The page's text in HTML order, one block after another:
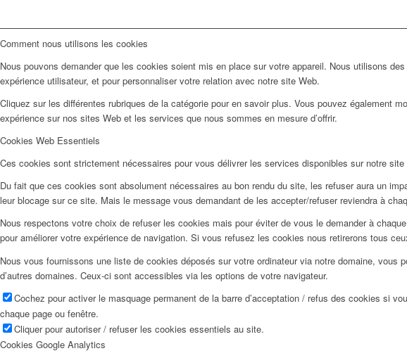
Comment nous utilisons les cookies
Nous pouvons demander que les cookies soient mis en place sur votre appareil. Nous utilisons
expérience utilisateur, et pour personnaliser votre relation avec notre site Web.
Cliquez sur les différentes rubriques de la catégorie pour en savoir plus. Vous pouvez également
expérience sur nos sites Web et les services que nous sommes en mesure d’offrir.
Cookies Web Essentiels
Ces cookies sont strictement nécessaires pour vous délivrer les services disponibles sur notre
Du fait que ces cookies sont absolument nécessaires au bon rendu du site, les refuser aura un
leur blocage sur ce site. Mais le message vous demandant de les accepter/refuser reviendra à
Nous respectons votre choix de refuser les cookies mais pour éviter de vous le demander à
pour améliorer votre expérience de navigation. Si vous refusez les cookies nous retirerons tous
Nous vous fournissons une liste de cookies déposés sur votre ordinateur via notre domaine,
d’autres domaines. Ceux-ci sont accessibles via les options de votre navigateur.
Cochez pour activer le masquage permanent de la barre d’acceptation / refus des cookies si
chaque page ou fenêtre.
Cliquer pour autoriser / refuser les cookies essentiels au site.
Cookies Google Analytics